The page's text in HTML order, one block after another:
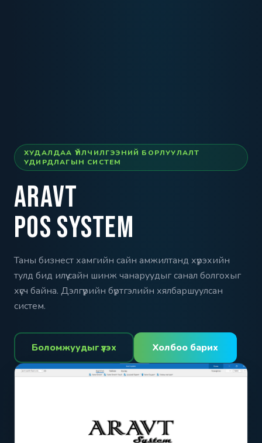
ХУДАЛДАА ҮЙЛЧИЛГЭЭНИЙ БОРЛУУЛАЛТ
УДИРДЛАГЫН СИСТЕМ
ARAVT
POS SYSTEM
Таны бизнест хамгийн сайн амжилтанд хүрэхийн
тулд бид илүү сайн шинж чанаруудыг санал болгохыг
хүсч байна. Дэлгүүрийн бүртгэлийн хялбаршуулсан
систем.
Боломжуудыг үзэх Холбоо барих